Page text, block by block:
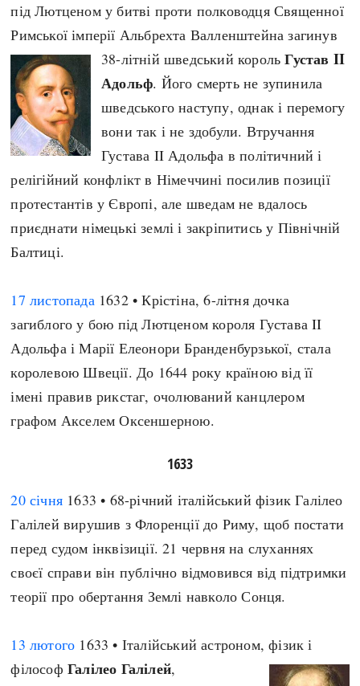
під Лютценом у битві проти полководця Священної
Римської імперії Альбрехта Валленштейна загинув
38-літній шведський корольГустав II
Адольф. Його смерть не зупинила
шведського наступу, однак і перемогу
вони так і не здобули. Втручання
Густава II Адольфа в політичний і
релігійний конфлікт в Німеччині посилив позиції
протестантів у Європі, але шведам не вдалось
приєднати німецькі землі і закріпитись у Північній
Балтиці.
17 листопада1632 • Крістіна, 6-літня дочка
загиблого у бою під Лютценом короля Густава II
Адольфа і Марії Елеонори Бранденбурзької, стала
королевою Швеції. До 1644 року країною від її
імені правив рикстаг, очолюваний канцлером
графом Акселем Оксеншерною.
1633
20 січня 1633 • 68-річний італійський фізик Галілео
Галілей вирушив з Флоренції до Риму, щоб постати
перед судом інквізиції. 21 червня на слуханнях
своєї справи він публічно відмовився від підтримки
теорії про обертання Землі навколо Сонця.
13 лютого 1633 • Італійський астроном, фізик і
філософГалілео Галілей,